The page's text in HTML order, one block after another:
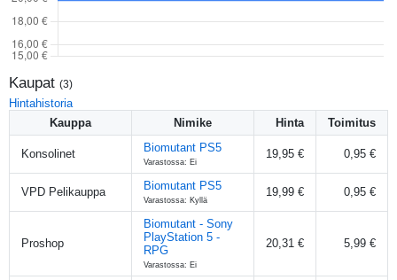
Kaupat (3)
Hintahistoria
Kauppa
Nimike Hinta Toimitus
Konsolinet Biomutant PS5
Varastossa: Ei
19,95 € 0,95 €
VPD Pelikauppa Biomutant PS5
Varastossa: Kyllä
19,99 € 0,95 €
Proshop
Biomutant - Sony
PlayStation 5 -
RPG
Varastossa: Ei
20,31 € 5,99 €